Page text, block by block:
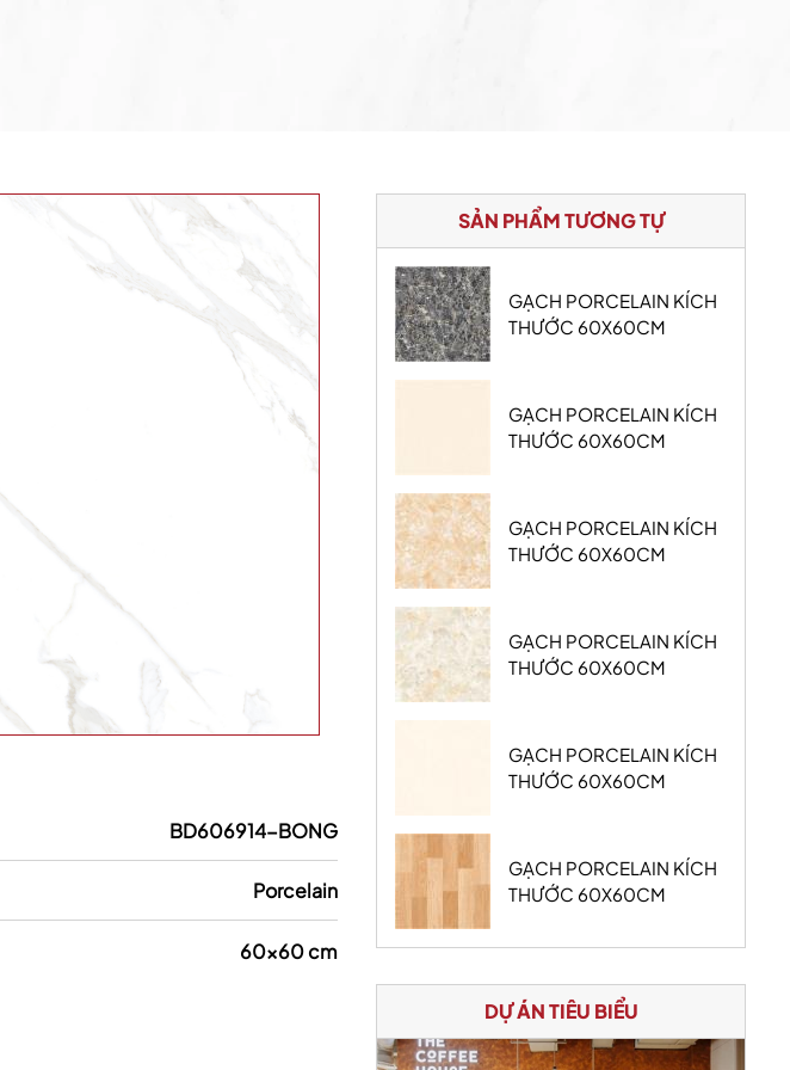
BD606914-BONG
Porcelain
60x60 cm
SẢN PHẨM TƯƠNG TỰ
GẠCH PORCELAIN KÍCH
THƯỚC 60X60CM
GẠCH PORCELAIN KÍCH
THƯỚC 60X60CM
GẠCH PORCELAIN KÍCH
THƯỚC 60X60CM
GẠCH PORCELAIN KÍCH
THƯỚC 60X60CM
GẠCH PORCELAIN KÍCH
THƯỚC 60X60CM
GẠCH PORCELAIN KÍCH
THƯỚC 60X60CM
DỰ ÁN TIÊU BIỂU